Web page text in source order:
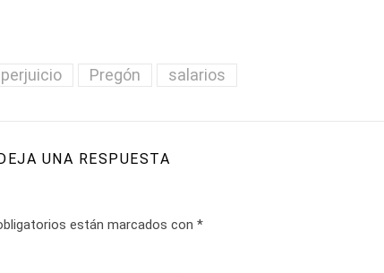
perjuicio Pregón salarios
DEJA UNA RESPUESTA
están marcados con *